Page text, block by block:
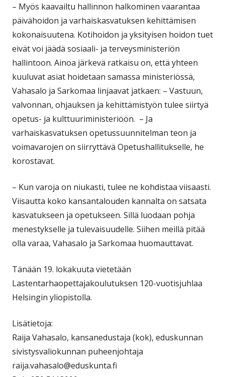
– Myös kaavailtu hallinnon halkominen vaarantaa
päivähoidon ja varhaiskasvatuksen kehittämisen
kokonaisuutena. Kotihoidon ja yksityisen hoidon tuet
eivät voi jäädä sosiaali- ja terveysministeriön
hallintoon. Ainoa järkevä ratkaisu on, että yhteen
kuuluvat asiat hoidetaan samassa ministeriössä,
Vahasalo ja Sarkomaa linjaavat jatkaen: – Vastuun,
valvonnan, ohjauksen ja kehittämistyön tulee siirtyä
opetus- ja kulttuuriministeriöön. – Ja
varhaiskasvatuksen opetussuunnitelman teon ja
voimavarojen on siirryttävä Opetushallitukselle, he
korostavat.
– Kun varoja on niukasti, tulee ne kohdistaa viisaasti.
Viisautta koko kansantalouden kannalta on satsata
kasvatukseen ja opetukseen. Sillä luodaan pohja
menestykselle ja tulevaisuudelle. Siihen meillä pitää
olla varaa, Vahasalo ja Sarkomaa huomauttavat.
Tänään 19. lokakuuta vietetään
Lastentarhaopettajakoulutuksen 120-vuotisjuhlaa
Helsingin yliopistolla.
Lisätietoja:
Raija Vahasalo, kansanedustaja (kok), eduskunnan
sivistysvaliokunnan puheenjohtaja
raija.vahasalo@eduskunta.fi